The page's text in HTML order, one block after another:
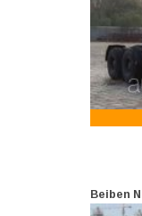
Beiben